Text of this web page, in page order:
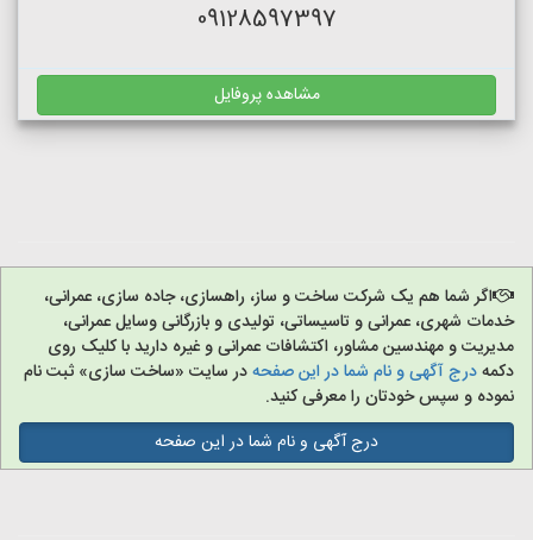
09128597397
مشاهده پروفایل
اگر شما هم یک شرکت ساخت و ساز، راهسازی، جاده سازی، عمرانی،
خدمات شهری، عمرانی و تاسیساتی، تولیدی و بازرگانی وسایل عمرانی،
مدیریت و مهندسین مشاور، اکتشافات عمرانی و غیره دارید با کلیک روی
دکمهدرج آگهی و نام شما در این صفحهدر سایت «ساخت سازی» ثبت نام
نموده و سپس خودتان را معرفی کنید.
درج آگهی و نام شما در این صفحه